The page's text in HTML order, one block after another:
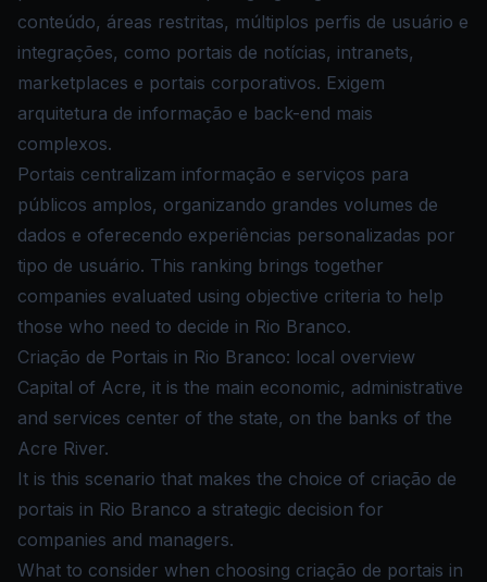
conteúdo, áreas restritas, múltiplos perfis de usuário e
integrações, como portais de notícias, intranets,
marketplaces e portais corporativos. Exigem
arquitetura de informação e back-end mais
complexos.
Portais centralizam informação e serviços para
públicos amplos, organizando grandes volumes de
dados e oferecendo experiências personalizadas por
tipo de usuário. This ranking brings together
companies evaluated using objective criteria to help
those who need to decide in Rio Branco.
Criação de Portais in Rio Branco: local overview
Capital of Acre, it is the main economic, administrative
and services center of the state, on the banks of the
Acre River.
It is this scenario that makes the choice of criação de
portais in Rio Branco a strategic decision for
companies and managers.
What to consider when choosing criação de portais in